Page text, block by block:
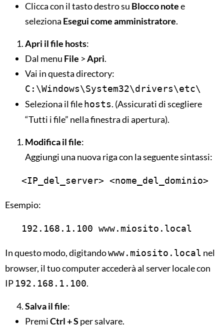
Clicca con il tasto destro su Blocco notee
seleziona Esegui come amministratore.
Apri il file hosts:
Dal menu File >Apri.
Vai in questa directory:
C:\Windows\System32\drivers\etc\
Seleziona il file hosts. (Assicurati di scegliere
“Tutti i file” nella finestra di apertura).
Modifica il file:
Aggiungi una nuova riga con la seguente sintassi:
   <IP_del_server> <nome_del_dominio>
Esempio:
   192.168.1.100 www.miosito.local
In questo modo, digitandowww.miosito.local nel
browser, il tuo computer accederà al server locale con
IP 192.168.1.100.
Salva il file:
PremiCtrl + S per salvare.